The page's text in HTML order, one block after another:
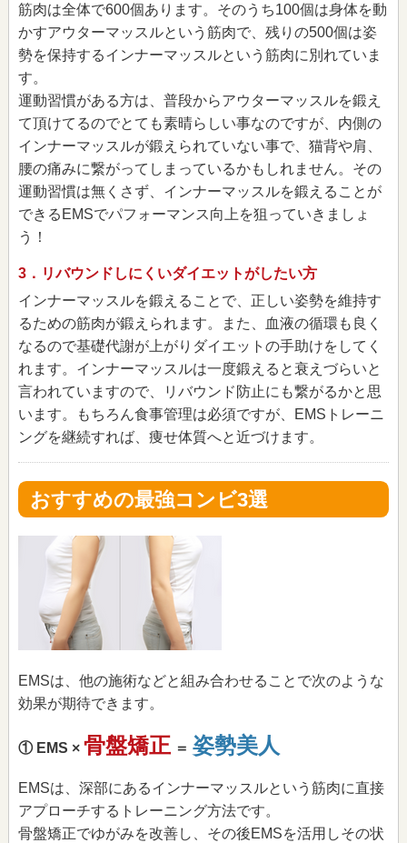
筋肉は全体で600個あります。そのうち100個は身体を動
かすアウターマッスルという筋肉で、残りの500個は姿
勢を保持するインナーマッスルという筋肉に別れていま
す。
運動習慣がある方は、普段からアウターマッスルを鍛え
て頂けてるのでとても素晴らしい事なのですが、内側の
インナーマッスルが鍛えられていない事で、猫背や肩、
腰の痛みに繋がってしまっているかもしれません。その
運動習慣は無くさず、インナーマッスルを鍛えることが
できるEMSでパフォーマンス向上を狙っていきましょ
う！
3．リバウンドしにくいダイエットがしたい方
インナーマッスルを鍛えることで、正しい姿勢を維持す
るための筋肉が鍛えられます。また、血液の循環も良く
なるので基礎代謝が上がりダイエットの手助けをしてく
れます。インナーマッスルは一度鍛えると衰えづらいと
言われていますので、リバウンド防止にも繋がるかと思
います。もちろん食事管理は必須ですが、EMSトレーニ
ングを継続すれば、痩せ体質へと近づけます。
おすすめの最強コンビ3選
EMSは、他の施術などと組み合わせることで次のような
効果が期待できます。
① EMS × 骨盤矯正＝ 姿勢美人
EMSは、深部にあるインナーマッスルという筋肉に直接
アプローチするトレーニング方法です。
骨盤矯正でゆがみを改善し、その後EMSを活用しその状